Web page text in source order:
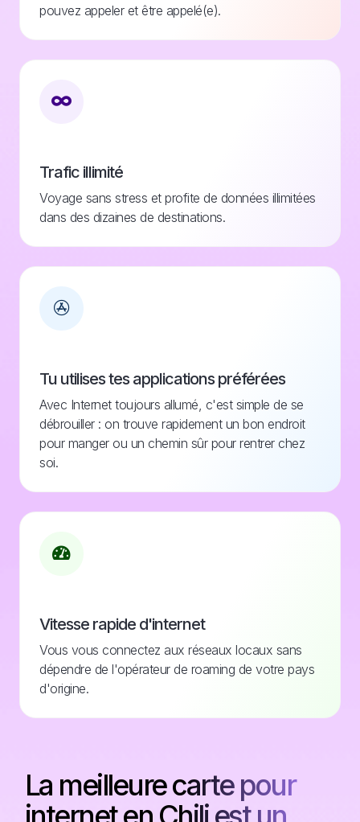
pouvez appeler et être appelé(e).
Trafic illimité
Voyage sans stress et profite de données illimitées
dans des dizaines de destinations.
Tu utilises tes applications préférées
Avec Internet toujours allumé, c'est simple de se
débrouiller : on trouve rapidement un bon endroit
pour manger ou un chemin sûr pour rentrer chez
soi.
Vitesse rapide d'internet
Vous vous connectez aux réseaux locaux sans
dépendre de l'opérateur de roaming de votre pays
d'origine.
La meilleure carte pour